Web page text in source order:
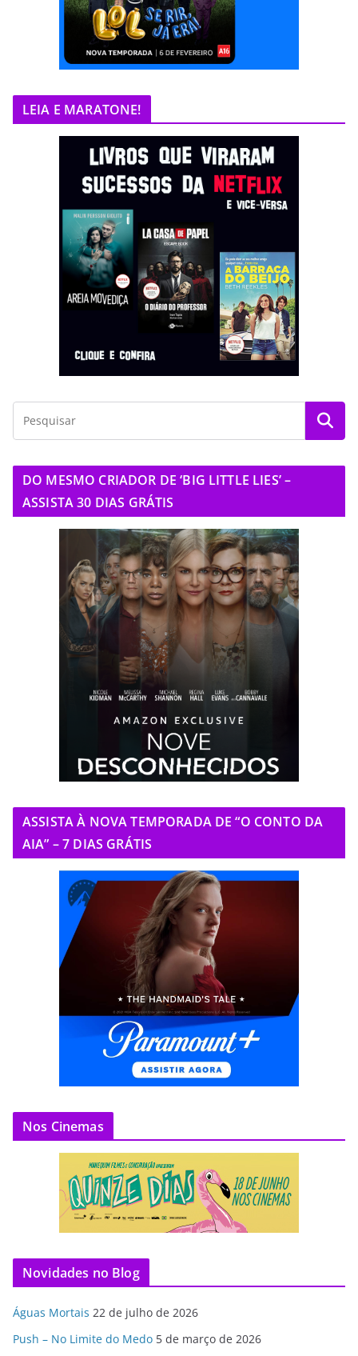
LEIA E MARATONE!
DO MESMO CRIADOR DE ‘BIG LITTLE LIES’ –
ASSISTA 30 DIAS GRÁTIS
ASSISTA À NOVA TEMPORADA DE “O CONTO DA
AIA” – 7 DIAS GRÁTIS
Nos Cinemas
Novidades no Blog
Águas Mortais 22 de julho de 2026
Push – No Limite do Medo 5 de março de 2026